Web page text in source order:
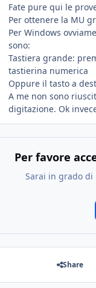
Fate pure qui le
Per ottenere la MU
Per Windows
sono:
Tastiera grande:
tastierina numerica
Oppure il tasto a
A me non sono
digitazione. Ok
Per favore
Sarai in grado di
Share